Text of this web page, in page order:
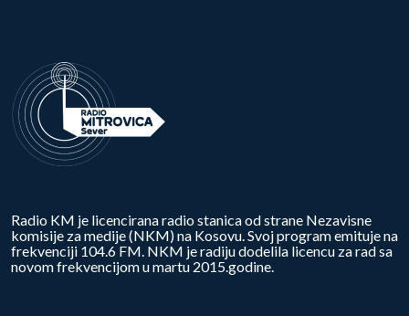
Radio KM je licencirana radio stanica od strane Nezavisne
komisije za medije (NKM) na Kosovu. Svoj program emituje na
frekvenciji 104.6 FM. NKM je radiju dodelila licencu za rad sa
novom frekvencijom u martu 2015.godine.